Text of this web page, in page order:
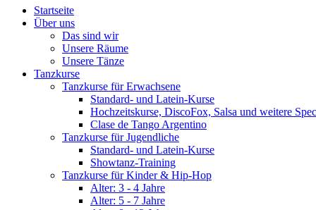
Startseite
Über uns
Das sind wir
Unsere Räume
Unsere Tänze
Tanzkurse
Tanzkurse für Erwachsene
Standard- und Latein-Kurse
Hochzeitskurse, DiscoFox, Salsa und weitere
Clase de Tango Argentino
Tanzkurse für Jugendliche
Standard- und Latein-Kurse
Showtanz-Training
Tanzkurse für Kinder & Hip-Hop
Alter: 3 - 4 Jahre
Alter: 5 - 7 Jahre